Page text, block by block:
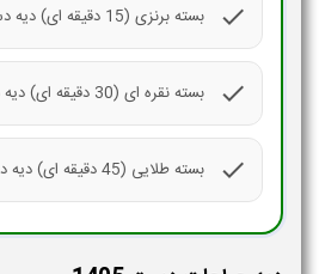
check بسته برنزی (15 دقیقه ای) دیه دست
check بسته نقره ای (30 دقیقه ای) دیه دست
check بسته طلایی (45 دقیقه ای) دیه دست